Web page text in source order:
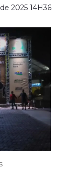
2025 14H36